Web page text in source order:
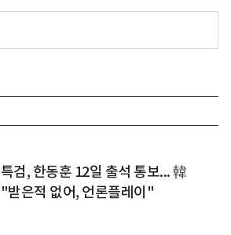
특검, 한동훈 12일 출석 통보... 韓
"받은적 없어, 언론플레이"